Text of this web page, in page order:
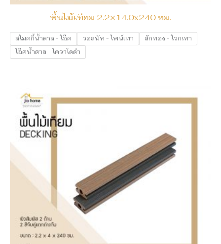
พื้นไม้เทียม 2.2×14.0x240 ซม.
สโมคกี้น้ำตาล - โอ๊ค วอลนัท - ไพน์เทา
สักทอง - โวกเทา
โอ๊คน้ำตาล - โควาโดดำ